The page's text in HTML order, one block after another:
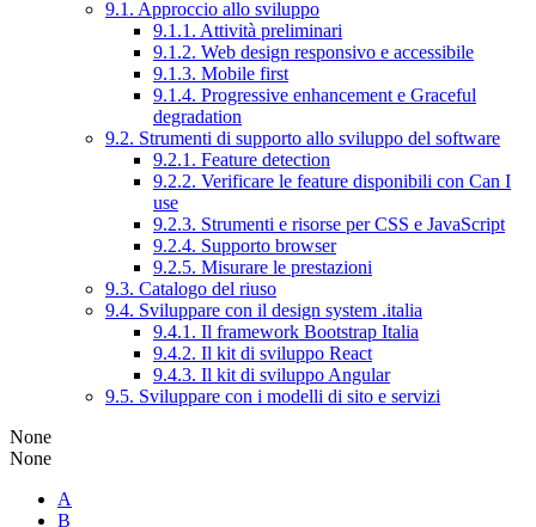
9.1. Approccio allo sviluppo
9.1.1. Attività preliminari
9.1.2. Web design responsivo e accessibile
9.1.3. Mobile first
9.1.4. Progressive enhancement e Graceful
degradation
9.2. Strumenti di supporto allo sviluppo del software
9.2.1. Feature detection
9.2.2. Verificare le feature disponibili con Can I
use
9.2.3. Strumenti e risorse per CSS e JavaScript
9.2.4. Supporto browser
9.2.5. Misurare le prestazioni
9.3. Catalogo del riuso
9.4. Sviluppare con il design system .italia
9.4.1. Il framework Bootstrap Italia
9.4.2. Il kit di sviluppo React
9.4.3. Il kit di sviluppo Angular
9.5. Sviluppare con i modelli di sito e servizi
None
None
A
B